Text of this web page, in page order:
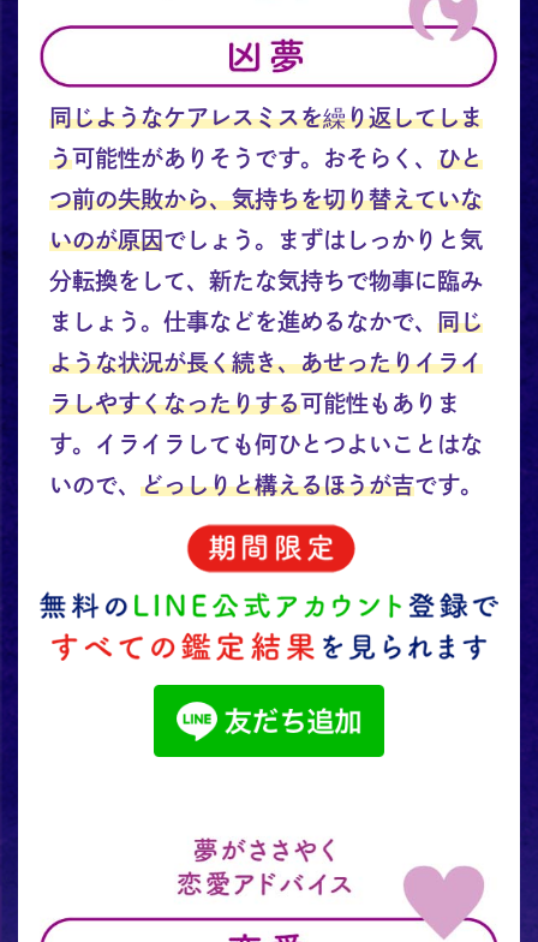
同じようなケアレスミスを繰り返してしま
う可能性がありそうです。おそらく、 ひと
つ前の失敗から、気持ちを切り替えていな
いのが原因でしょう。まずはしっかりと気
分転換をして、新たな気持ちで物事に臨み
ましょう。仕事などを進めるなかで、 同じ
ような状況が長く続き、あせったりイライ
ラしやすくなったりする可能性もありま
す。イライラしても何ひとつよいことはな
いので、 どっしりと構えるほうが吉です。